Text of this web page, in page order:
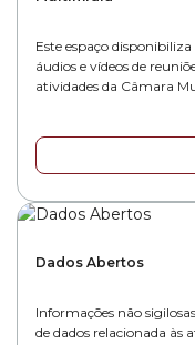
Este espaço
áudios e vídeos de
atividades da Câmara
Dados Abertos
Informações não
de dados relacionada às